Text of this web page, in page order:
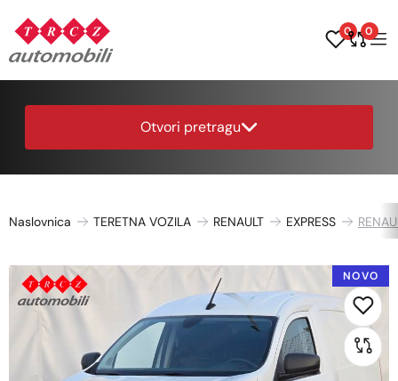
0 0
Otvori pretragu
Naslovnica TERETNA VOZILA RENAULT EXPRESS
NOVO